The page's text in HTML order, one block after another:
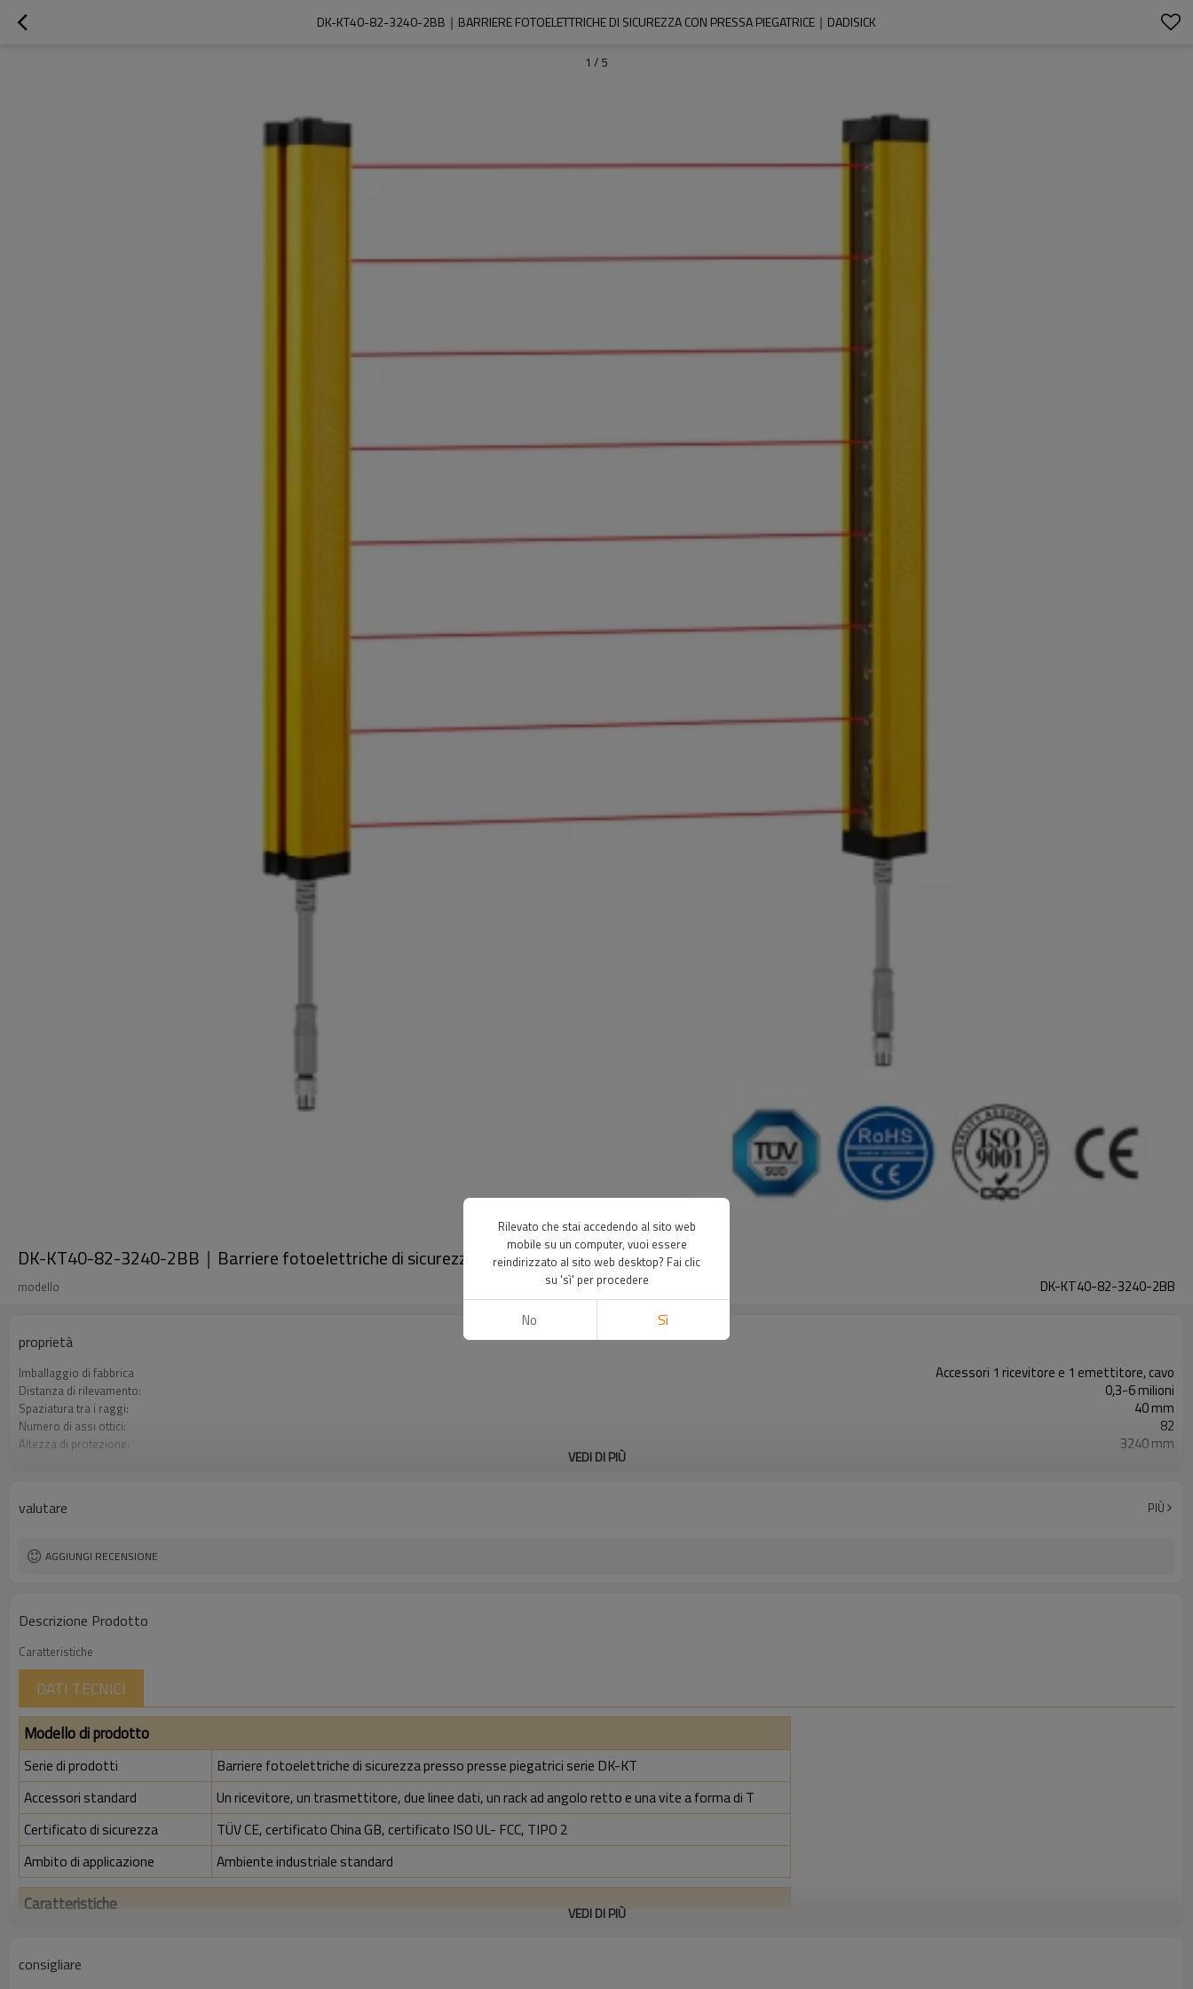
DK-KT40-82-3240-2BB｜BARRIERE FOTOELETTRICHE DI SICUREZZA CON PRESSA PIEGATRICE｜DADISICK
1 / 5
DK-KT40-82-3240-2BB｜Barriere fotoelettriche di sicurezza con pressa piegatrice｜DADISICK
modello DK-KT40-82-3240-2BB
proprietà
Imballaggio di fabbrica Accessori 1 ricevitore e 1 emettitore, cavo
Distanza di rilevamento: 0,3-6 milioni
Spaziatura tra i raggi: 40 mm
Numero di assi ottici: 82
Altezza di protezione: 3240 mm
TUV, UL, CE, RoSH, GB
VEDI DI PIÙ
valutare PIÙ
AGGIUNGI RECENSIONE
Descrizione Prodotto
Caratteristiche
DATI TECNICI
Modello di prodotto
Serie di prodotti
Barriere fotoelettriche di sicurezza presso presse piegatrici serie DK-KT
Accessori standard
Un ricevitore, un trasmettitore, due linee dati, un rack ad angolo retto e una vite a forma di T
Certificato di sicurezza
TÜV CE, certificato China GB, certificato ISO UL- FCC, TIPO 2
Ambito di applicazione
Ambiente industriale standard
Caratteristiche
Rileva la precisione
VEDI DI PIÙ
consigliare
Rilevato che stai accedendo al sito web
mobile su un computer, vuoi essere
reindirizzato al sito web desktop? Fai clic
su 'sì' per procedere
No Sì